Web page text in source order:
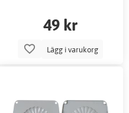
49 kr
Lägg i varukorg